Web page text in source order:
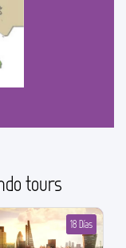
tours
18 Días